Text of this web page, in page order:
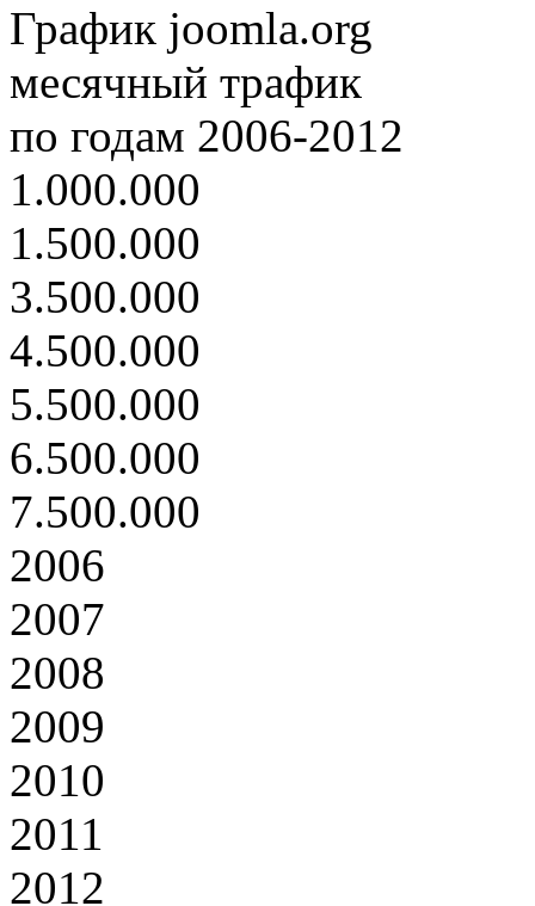
График joomla.org
месячный трафик
по годам 2006-2012
1.000.000
1.500.000
3.500.000
4.500.000
5.500.000
6.500.000
7.500.000
2006
2007
2008
2009
2010
2011
2012